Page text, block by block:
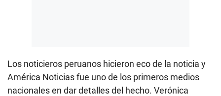
Los noticieros peruanos hicieron eco de la noticia y
América Noticias fue uno de los primeros medios
nacionales en dar detalles del hecho. Verónica